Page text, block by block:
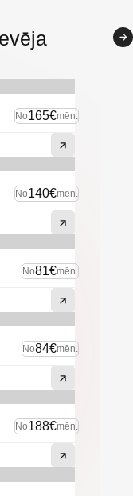
No165€mēn.
No140€mēn.
No81€mēn.
No84€mēn.
No188€mēn.